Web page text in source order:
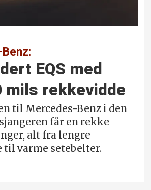
EQS med
mils rekkevidde
til Mercedes-Benz i den
får en rekke
alt fra lengre
til varme setebelter.